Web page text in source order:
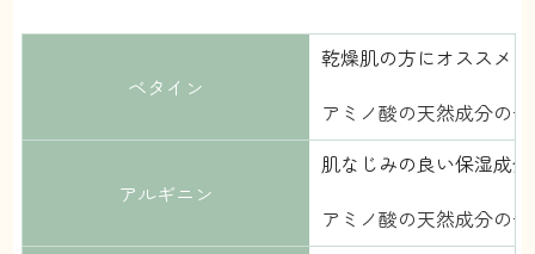
ベタイン
乾燥肌の方にオススメ
アミノ酸の天然成分の
アルギニン
肌なじみの良い保湿成
アミノ酸の天然成分の